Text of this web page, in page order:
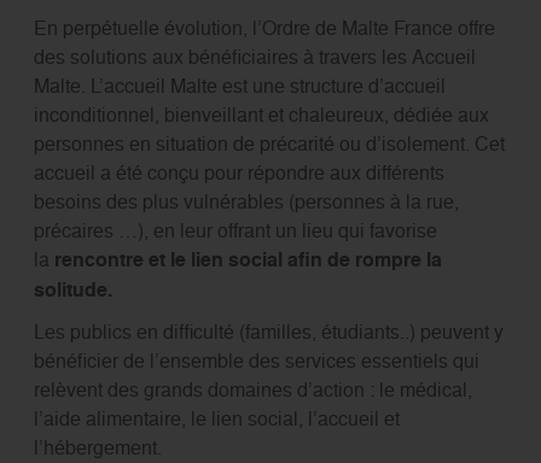
En perpétuelle évolution, l’Ordre de Malte France offre
des solutions aux bénéficiaires à travers les Accueil
Malte. L’accueil Malte est une structure d’accueil
inconditionnel, bienveillant et chaleureux, dédiée aux
personnes en situation de précarité ou d’isolement. Cet
accueil a été conçu pour répondre aux différents
besoins des plus vulnérables (personnes à la rue,
précaires …), en leur offrant un lieu qui favorise
la rencontre et le lien social afin de rompre la
solitude.
Les publics en difficulté (familles, étudiants..) peuvent y
bénéficier de l’ensemble des services essentiels qui
relèvent des grands domaines d’action : le médical,
l’aide alimentaire, le lien social, l’accueil et
l’hébergement.